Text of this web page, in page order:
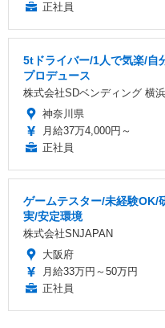
正社員
5tドライバー/1人で気楽/自
プロデュース
株式会社SDベンディング 横
神奈川県
月給37万4,000円～
正社員
ゲームテスター/未経験OK/
実/安定環境
株式会社SNJAPAN
大阪府
月給33万円～50万円
正社員